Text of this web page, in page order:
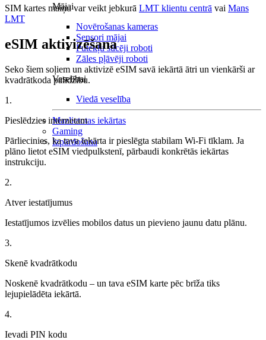
Mājai
Novērošanas kameras
Sensori mājai
Putekļu sūcēji roboti
Zāles pļāvēji roboti
Veselībai
Viedā veselība
Mazlietotas iekārtas
Gaming
Izpārdošana
SIM kartes maiņu var veikt jebkurā LMT klientu centrā vai Mans
LMT
eSIM aktivizēšana
Seko šiem soļiem un aktivizē eSIM savā iekārtā ātri un vienkārši ar
kvadrātkoda palīdzību.
1.
Pieslēdzies internetam
Pārliecinies, ka tava iekārta ir pieslēgta stabilam Wi-Fi tīklam. Ja
plāno lietot eSIM viedpulkstenī, pārbaudi konkrētās iekārtas
instrukciju.
2.
Atver iestatījumus
Iestatījumos izvēlies mobilos datus un pievieno jaunu datu plānu.
3.
Skenē kvadrātkodu
Noskenē kvadrātkodu – un tava eSIM karte pēc brīža tiks
lejupielādēta iekārtā.
4.
Ievadi PIN kodu